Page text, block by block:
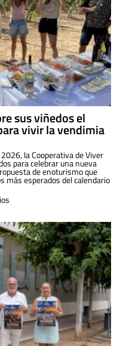
sus viñedos el
vivir la vendimia
la Cooperativa de Viver
para celebrar una nueva
de enoturismo que
más esperados del calendario